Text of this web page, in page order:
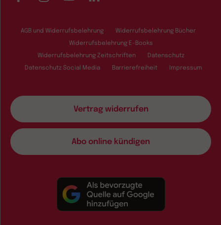
AGB und Widerrufsbelehrung Widerrufsbelehrung Bücher
Widerrufsbelehrung E-Books
Widerrufsbelehrung Zeitschriften Datenschutz
Datenschutz Social Media Barrierefreiheit Impressum
Vertrag widerrufen
Abo online kündigen